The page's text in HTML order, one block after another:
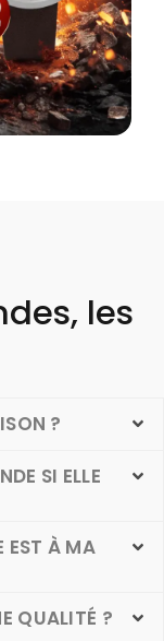
les
?
SI ELLE
EST À MA
QUALITÉ ?